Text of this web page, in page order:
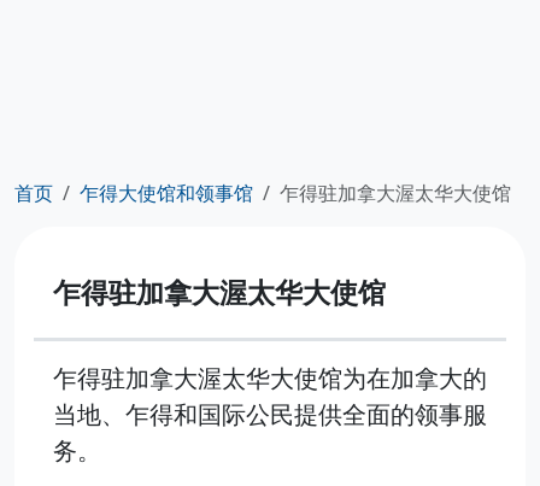
首页 乍得大使馆和领事馆 乍得驻加拿大渥太华大使馆
乍得驻加拿大渥太华大使馆
乍得驻加拿大渥太华大使馆为在加拿大的
当地、乍得和国际公民提供全面的领事服
务。